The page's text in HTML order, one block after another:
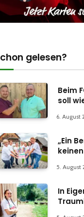
gelesen?
Beim
soll
6. August
„Ein
5. August
In